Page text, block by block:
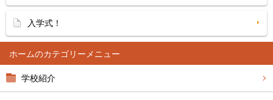
ホーム
学校紹介
入学式！